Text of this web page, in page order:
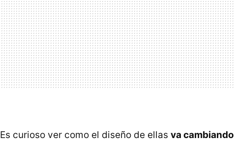
Es curioso ver como el diseño de ellas va cambiando